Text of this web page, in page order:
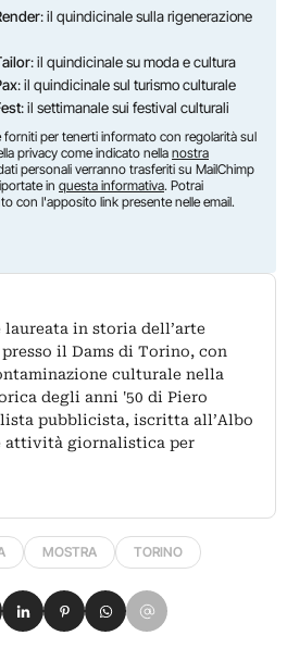
: il quindicinale sulla rigenerazione
: il quindicinale su moda e cultura
: il quindicinale sul turismo culturale
: il settimanale sui festival culturali
forniti per tenerti informato con regolarità sul
privacy come indicato nella nostra
personali verranno trasferiti su MailChimp
in questa informativa. Potrai
con l'apposito link presente nelle email.
laureata in storia dell’arte
il Dams di Torino, con
culturale nella
degli anni '50 di Piero
pubblicista, iscritta all’Albo
attività giornalistica per
MOSTRA TORINO
Facebook
su X
Condividi su LinkedIn
Condividi su Pinterest
Condividi su WhatsApp
Condividi su Email